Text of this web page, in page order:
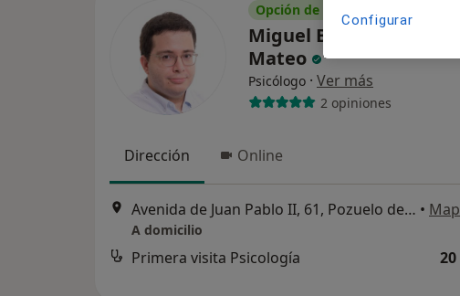
Opción de pago online
Miguel Bermudo de
Mateo
Psicólogo · Ver más
2 opiniones
Dirección Online
Avenida de Juan Pablo II, 61, Pozuelo de Alarcón •
A domicilio
Primera visita Psicología 20
Configurar